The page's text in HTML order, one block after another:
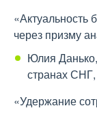
«Актуальность
через призму
Юлия
странах
«Удержание